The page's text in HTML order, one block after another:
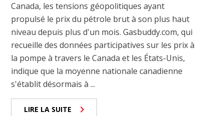
Canada, les tensions géopolitiques ayant
propulsé le prix du pétrole brut à son plus haut
niveau depuis plus d'un mois. Gasbuddy.com, qui
recueille des données participatives sur les prix à
la pompe à travers le Canada et les États-Unis,
indique que la moyenne nationale canadienne
s'établit désormais à ...
LIRE LA SUITE